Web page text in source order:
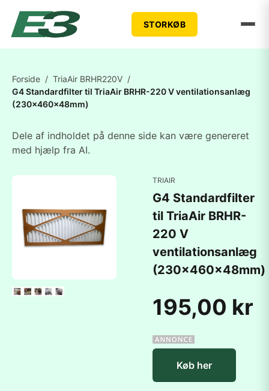
STORKØB
Forside / TriaAir BRHR220V /
G4 Standardfilter til TriaAir BRHR-220 V ventilationsanlæg
(230x460x48mm)
Dele af indholdet på denne side kan være genereret
med hjælp fra AI.
TRIAIR
G4 Standardfilter
til TriaAir BRHR-
220 V
ventilationsanlæg
(230x460x48mm)
195,00 kr
Køb her